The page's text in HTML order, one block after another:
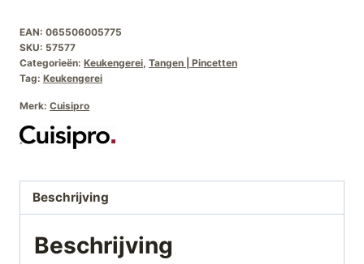
25cm
aantal
EAN: 065506005775
SKU: 57577
Categorieën: Keukengerei, Tangen | Pincetten
Tag: Keukengerei
Merk: Cuisipro
Beschrijving
Beschrijving